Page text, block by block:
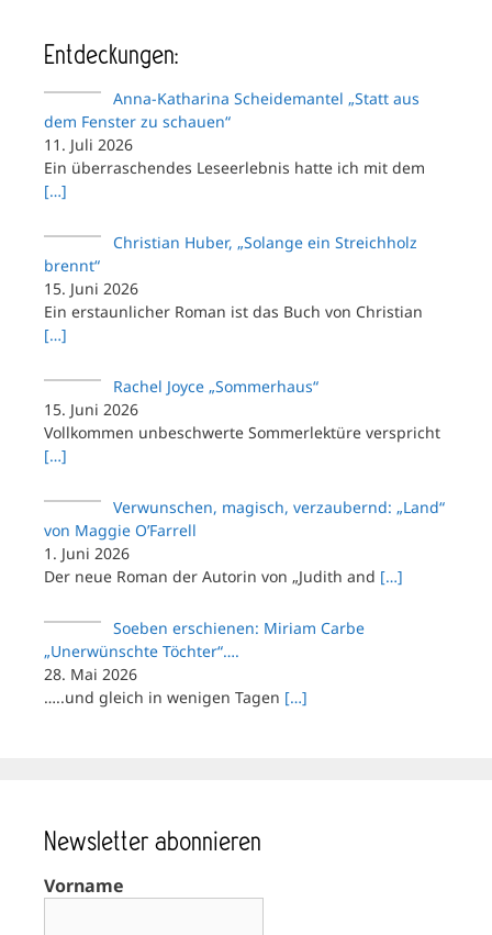
Entdeckungen:
Anna-Katharina Scheidemantel „Statt aus
dem Fenster zu schauen“
11. Juli 2026
Ein überraschendes Leseerlebnis hatte ich mit dem
[…]
Christian Huber, „Solange ein Streichholz
brennt“
15. Juni 2026
Ein erstaunlicher Roman ist das Buch von Christian
[…]
Rachel Joyce „Sommerhaus“
15. Juni 2026
Vollkommen unbeschwerte Sommerlektüre verspricht
[…]
Verwunschen, magisch, verzaubernd: „Land“
von Maggie O’Farrell
1. Juni 2026
Der neue Roman der Autorin von „Judith and […]
Soeben erschienen: Miriam Carbe
„Unerwünschte Töchter“….
28. Mai 2026
…..und gleich in wenigen Tagen […]
Newsletter abonnieren
Vorname